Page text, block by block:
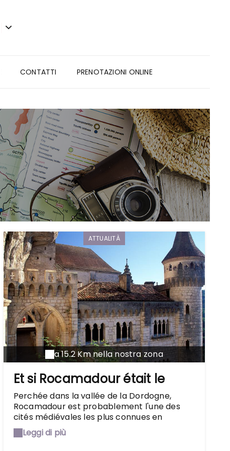
CONTATTI PRENOTAZIONI ONLINE
ATTUALITÀ
a 15.2 Km nella nostra zona
Et si Rocamadour était le
village préféré des Français !
Perchée dans la vallée de la Dordogne,
Rocamadour est probablement l'une des
cités médiévales les plus connues en
France. Et cette année, elle pourrait devenir
le village préféré des Français. Elle défie les
Leggi di più